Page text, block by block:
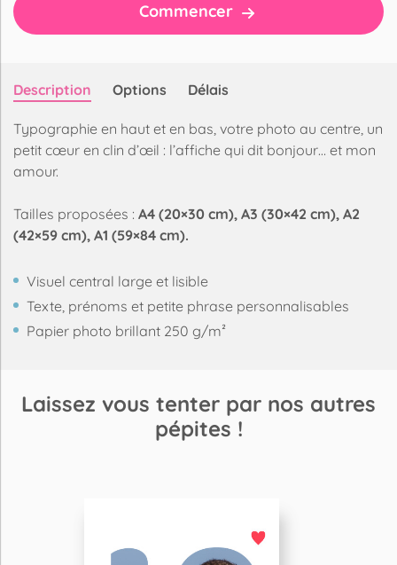
Commencer
Description Options Délais
Typographie en haut et en bas, votre photo au centre, un
petit cœur en clin d’œil : l’affiche qui dit bonjour… et mon
amour.
Tailles proposées : A4 (20×30 cm), A3 (30×42 cm), A2
(42×59 cm), A1 (59×84 cm).
Visuel central large et lisible
Texte, prénoms et petite phrase personnalisables
Papier photo brillant 250 g/m²
Laissez vous tenter par nos autres
pépites !